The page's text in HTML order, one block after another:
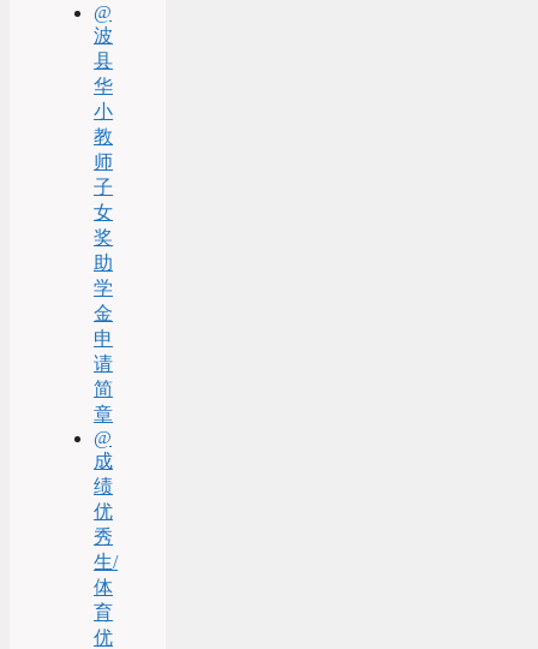
@
波
县
华
小
教
师
子
女
奖
助
学
金
申
请
简
章
@
成
绩
优
秀
生/
体
育
优